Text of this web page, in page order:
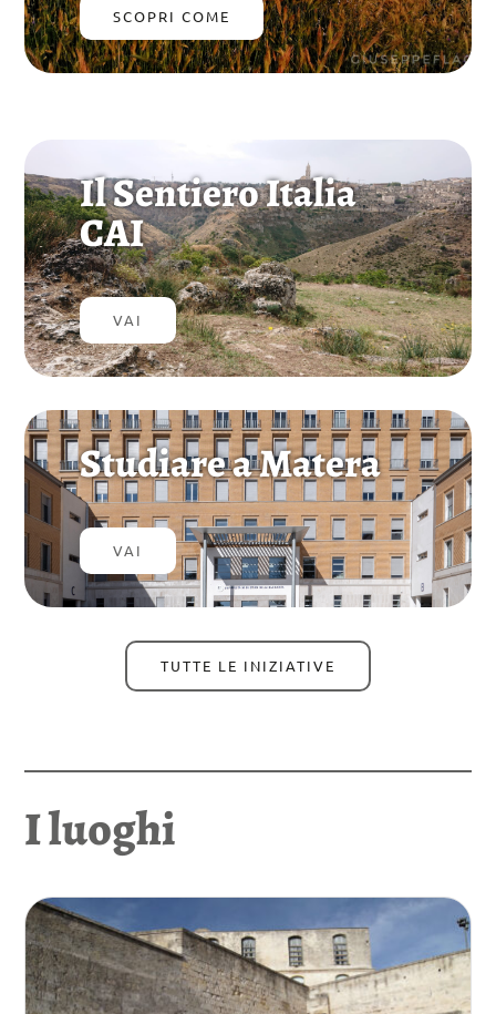
SCOPRI COME
Il Sentiero Italia
CAI
VAI
Studiare a Matera
VAI
TUTTE LE INIZIATIVE
I luoghi